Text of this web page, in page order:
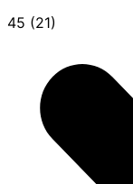
45 (21)